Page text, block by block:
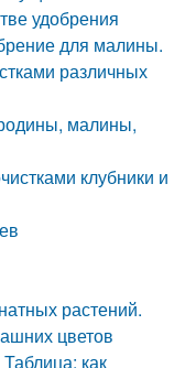
удобрения
для малины.
различных
малины,
клубники и
растений.
цветов
как